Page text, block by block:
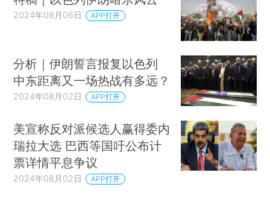
2024年08月06日 APP打开
分析｜伊朗誓言报复以色列
中东距离又一场热战有多远？
2024年08月02日 APP打开
美宣称反对派候选人赢得委内
瑞拉大选 巴西等国吁公布计
票详情平息争议
2024年08月02日 APP打开